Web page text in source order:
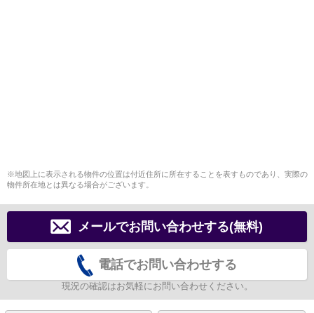
※地図上に表示される物件の位置は付近住所に所在することを表すものであり、実際の
物件所在地とは異なる場合がございます。
メールでお問い合わせする(無料)
電話でお問い合わせする
現況の確認はお気軽にお問い合わせください。